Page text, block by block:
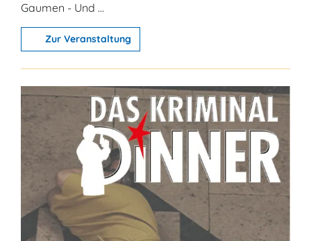
Gaumen - Und ...
Zur Veranstaltung